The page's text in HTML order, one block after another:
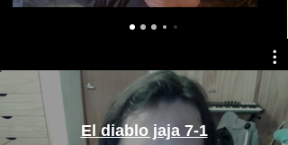
El diablo jaja 7-1